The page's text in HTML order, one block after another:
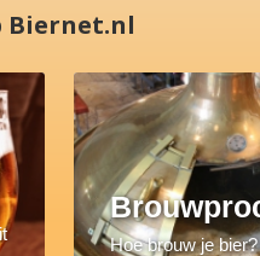
Biernet.nl
Hoe brouw je bier?